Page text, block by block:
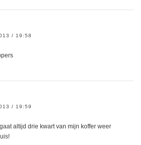
/ 19:58
/ 19:59
altijd drie kwart van mijn koffer weer